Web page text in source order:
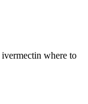
ivermectin where to